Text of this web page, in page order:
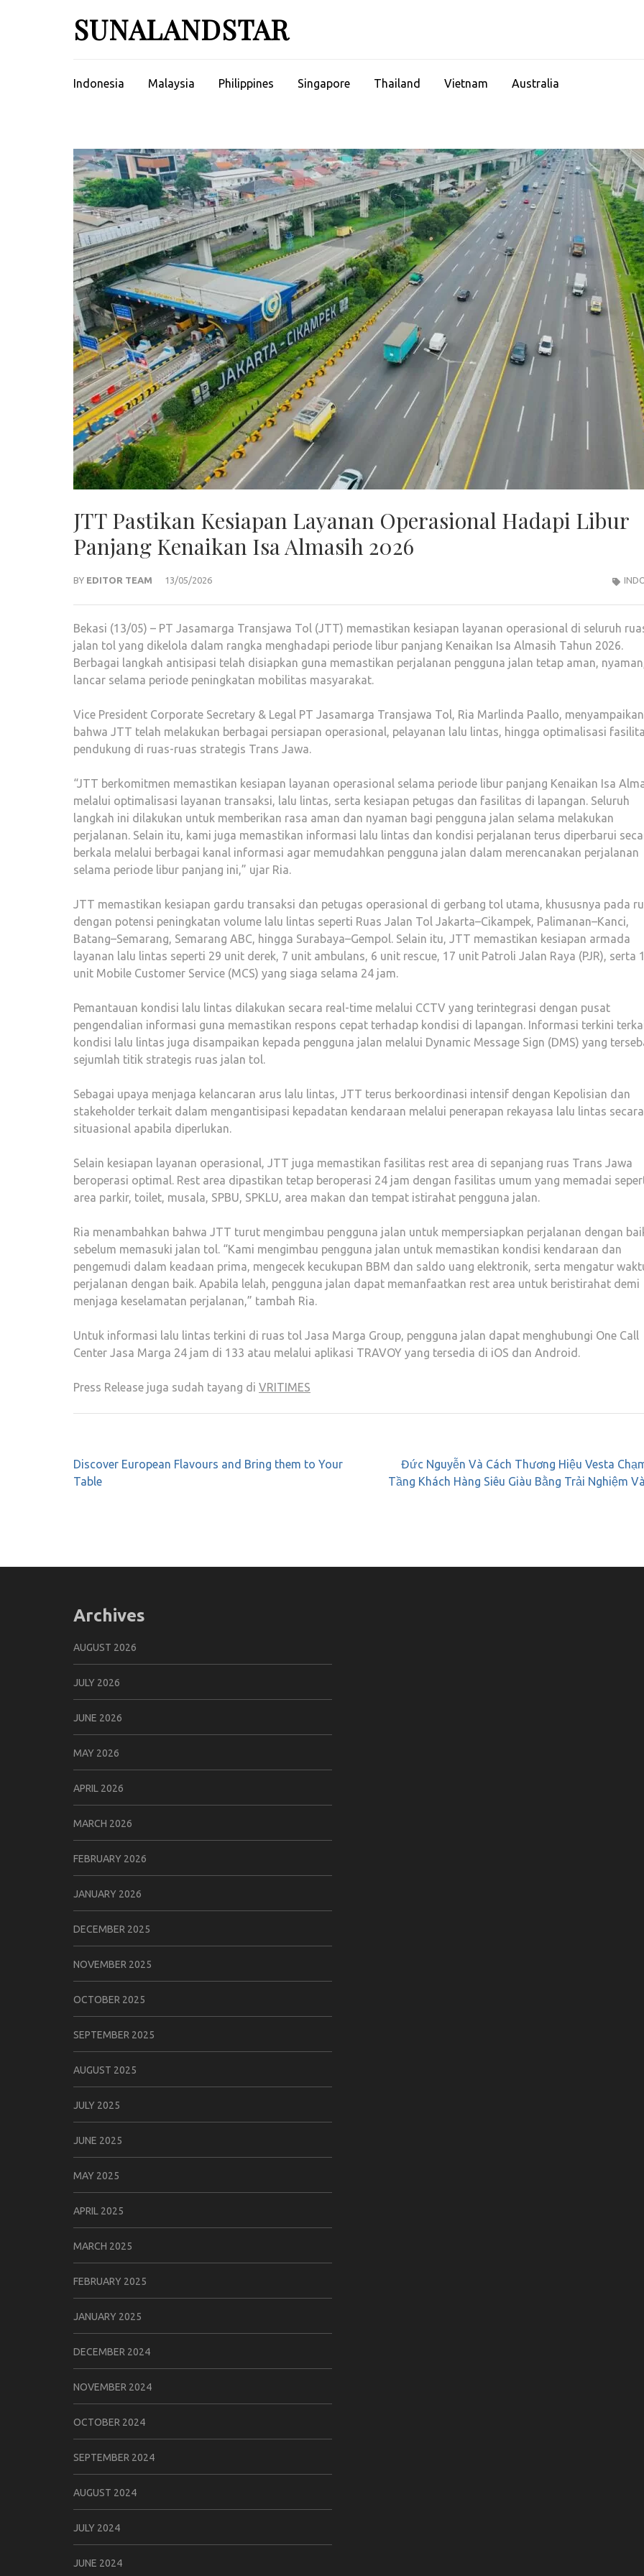
SUNALANDSTAR
Indonesia Malaysia Philippines Singapore Thailand Vietnam Australia
JTT Pastikan Kesiapan Layanan Operasional Hadapi Libur
Panjang Kenaikan Isa Almasih 2026
BY EDITOR TEAM 13/05/2026
Bekasi (13/05) – PT Jasamarga Transjawa Tol (JTT) memastikan kesiapan layanan operasional di seluruh
jalan tol yang dikelola dalam rangka menghadapi periode libur panjang Kenaikan Isa Almasih Tahun 2026.
Berbagai langkah antisipasi telah disiapkan guna memastikan perjalanan pengguna jalan tetap aman,
lancar selama periode peningkatan mobilitas masyarakat.
Vice President Corporate Secretary & Legal PT Jasamarga Transjawa Tol, Ria Marlinda Paallo, menyampaikan
bahwa JTT telah melakukan berbagai persiapan operasional, pelayanan lalu lintas, hingga optimalisasi
pendukung di ruas-ruas strategis Trans Jawa.
“JTT berkomitmen memastikan kesiapan layanan operasional selama periode libur panjang Kenaikan Isa
melalui optimalisasi layanan transaksi, lalu lintas, serta kesiapan petugas dan fasilitas di lapangan. Seluruh
langkah ini dilakukan untuk memberikan rasa aman dan nyaman bagi pengguna jalan selama melakukan
perjalanan. Selain itu, kami juga memastikan informasi lalu lintas dan kondisi perjalanan terus diperbarui
berkala melalui berbagai kanal informasi agar memudahkan pengguna jalan dalam merencanakan perjalanan
selama periode libur panjang ini,” ujar Ria.
JTT memastikan kesiapan gardu transaksi dan petugas operasional di gerbang tol utama, khususnya pada
dengan potensi peningkatan volume lalu lintas seperti Ruas Jalan Tol Jakarta–Cikampek, Palimanan–Kanci,
Batang–Semarang, Semarang ABC, hingga Surabaya–Gempol. Selain itu, JTT memastikan kesiapan armada
layanan lalu lintas seperti 29 unit derek, 7 unit ambulans, 6 unit rescue, 17 unit Patroli Jalan Raya (PJR), serta
unit Mobile Customer Service (MCS) yang siaga selama 24 jam.
Pemantauan kondisi lalu lintas dilakukan secara real-time melalui CCTV yang terintegrasi dengan pusat
pengendalian informasi guna memastikan respons cepat terhadap kondisi di lapangan. Informasi terkini
kondisi lalu lintas juga disampaikan kepada pengguna jalan melalui Dynamic Message Sign (DMS) yang
sejumlah titik strategis ruas jalan tol.
Sebagai upaya menjaga kelancaran arus lalu lintas, JTT terus berkoordinasi intensif dengan Kepolisian dan
stakeholder terkait dalam mengantisipasi kepadatan kendaraan melalui penerapan rekayasa lalu lintas secara
situasional apabila diperlukan.
Selain kesiapan layanan operasional, JTT juga memastikan fasilitas rest area di sepanjang ruas Trans Jawa
beroperasi optimal. Rest area dipastikan tetap beroperasi 24 jam dengan fasilitas umum yang memadai
area parkir, toilet, musala, SPBU, SPKLU, area makan dan tempat istirahat pengguna jalan.
Ria menambahkan bahwa JTT turut mengimbau pengguna jalan untuk mempersiapkan perjalanan dengan
sebelum memasuki jalan tol. “Kami mengimbau pengguna jalan untuk memastikan kondisi kendaraan dan
pengemudi dalam keadaan prima, mengecek kecukupan BBM dan saldo uang elektronik, serta mengatur
perjalanan dengan baik. Apabila lelah, pengguna jalan dapat memanfaatkan rest area untuk beristirahat demi
menjaga keselamatan perjalanan,” tambah Ria.
Untuk informasi lalu lintas terkini di ruas tol Jasa Marga Group, pengguna jalan dapat menghubungi One Call
Center Jasa Marga 24 jam di 133 atau melalui aplikasi TRAVOY yang tersedia di iOS dan Android.
Press Release juga sudah tayang di VRITIMES
Post
navigation
Discover European Flavours and Bring them to Your
Table
Đức Nguyễn Và Cách Thương Hiệu Vesta
Tầng Khách Hàng Siêu Giàu Bằng Trải Nghiệm
Archives
AUGUST 2026
JULY 2026
JUNE 2026
MAY 2026
APRIL 2026
MARCH 2026
FEBRUARY 2026
JANUARY 2026
DECEMBER 2025
NOVEMBER 2025
OCTOBER 2025
SEPTEMBER 2025
AUGUST 2025
JULY 2025
JUNE 2025
MAY 2025
APRIL 2025
MARCH 2025
FEBRUARY 2025
JANUARY 2025
DECEMBER 2024
NOVEMBER 2024
OCTOBER 2024
SEPTEMBER 2024
AUGUST 2024
JULY 2024
JUNE 2024